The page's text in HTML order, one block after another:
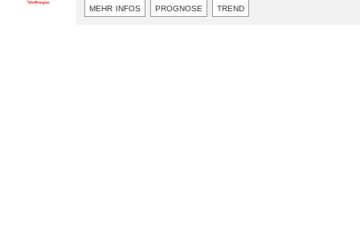
mehr infos prognose trend